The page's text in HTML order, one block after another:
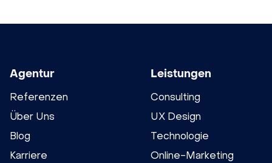
Agentur
Referenzen
Über Uns
Blog
Karriere
Leistungen
Consulting
UX Design
Technologie
Online-Marketing